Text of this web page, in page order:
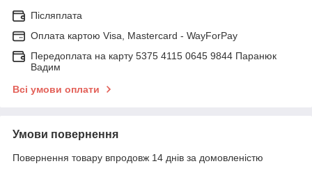
Післяплата
Оплата картою Visa, Mastercard - WayForPay
Передоплата на карту 5375 4115 0645 9844 Паранюк
Вадим
Всі умови оплати
Умови повернення
Повернення товару впродовж 14 днів за домовленістю